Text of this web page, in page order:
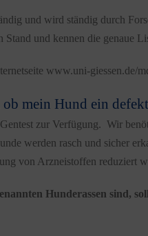
und wird ständig durch
und kennen die genaue
www.uni-giessen.de/
mein Hund ein
zur Verfügung. Wir
werden rasch und sicher
von Arzneistoffen reduziert
Hunderassen sind,